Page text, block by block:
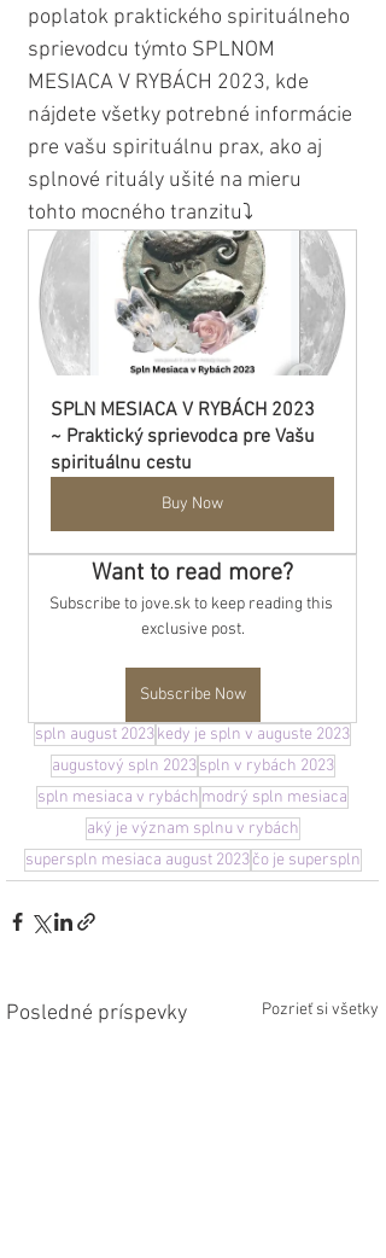
poplatok praktického spirituálneho
sprievodcu týmto SPLNOM
MESIACA V RYBÁCH 2023, kde
nájdete všetky potrebné informácie
pre vašu spirituálnu prax, ako aj
splnové rituály ušité na mieru
tohto mocného tranzitu⤵️
SPLN MESIACA V RYBÁCH 2023
~ Praktický sprievodca pre Vašu
spirituálnu cestu
Buy Now
Want to read more?
Subscribe to jove.sk to keep reading this
exclusive post.
Subscribe Now
spln august 2023kedy je spln v auguste 2023
augustový spln 2023 spln v rybách 2023
spln mesiaca v rybách modrý spln mesiaca
aký je význam splnu v rybách
superspln mesiaca august 2023 čo je superspln
Posledné príspevky Pozrieť si všetky